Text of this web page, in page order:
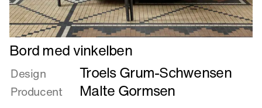
Læs
mere
om
Bord
med
Bord med vinkelben
Design Troels Grum-Schwensen
Producent Malte Gormsen